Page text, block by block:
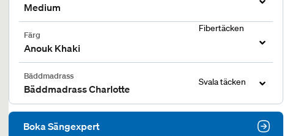
Fibertäcken
Svala täcken
Medium
Färg
Anouk Khaki
Bäddmadrass
Bäddmadrass Charlotte
Boka Sängexpert